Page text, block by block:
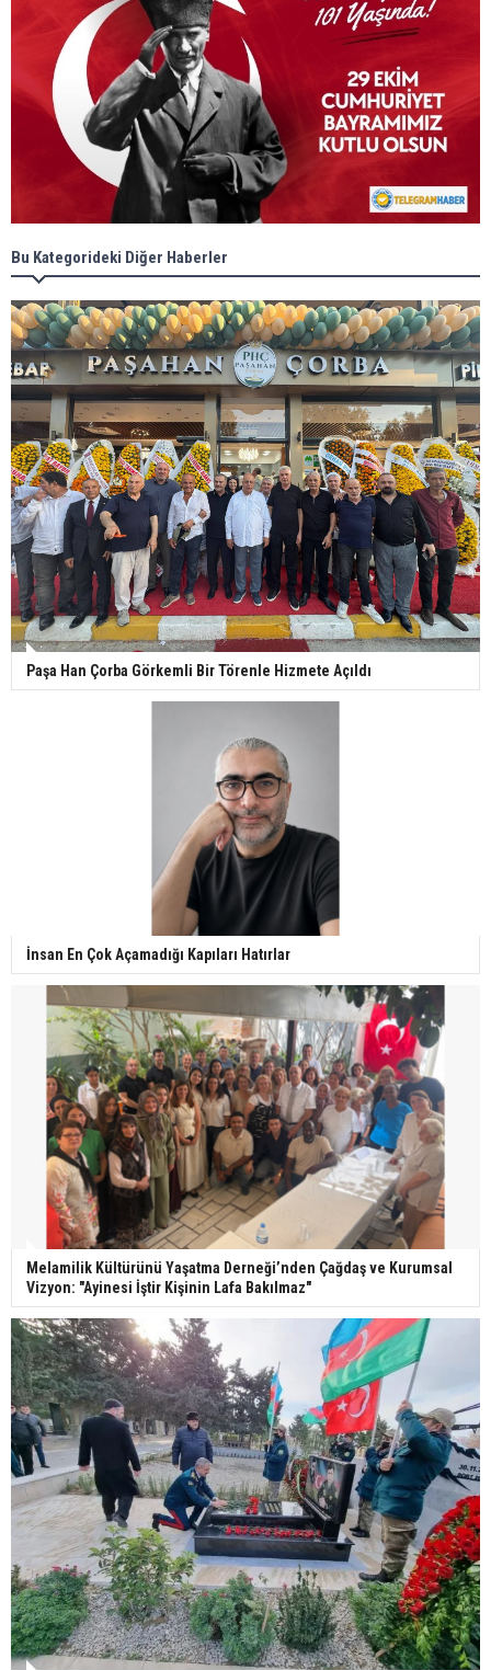
Bu Kategorideki Diğer Haberler
Paşa Han Çorba Görkemli Bir Törenle Hizmete Açıldı
İnsan En Çok Açamadığı Kapıları Hatırlar
Melamilik Kültürünü Yaşatma Derneği’nden Çağdaş ve Kurumsal
Vizyon: "Ayinesi İştir Kişinin Lafa Bakılmaz"